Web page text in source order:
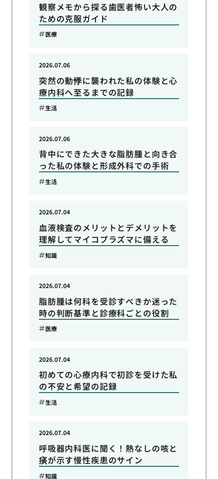
観察メモから探る歯医者怖い大人の
ための克服ガイド
医療
突然の動悸に襲われた私の体験と心
療内科へ至るまでの記録
2026.07.06
生活
背中にできた大きな脂肪腫と向き合
った私の体験と形成外科での手術
2026.07.06
生活
血液検査のメリットとデメリットを
理解してマイコプラズマに備える
2026.07.04
知識
脂肪腫は何科を受診すべきか迷った
時の判断基準と診療科ごとの役割
2026.07.04
医療
初めての心療内科で初診を受けた私
の不安と希望の記録
2026.07.04
生活
呼吸器内科医に聞く！熱なしの咳と
痰が示す慢性疾患のサイン
2026.07.04
知識